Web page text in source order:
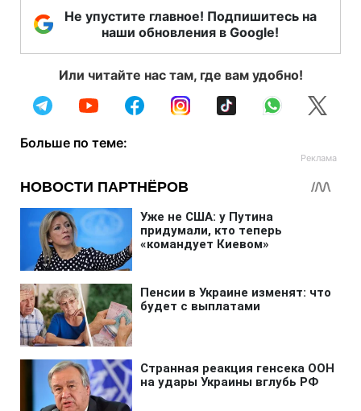
Не упустите главное! Подпишитесь на
наши обновления в Google!
Или читайте нас там, где вам удобно!
Больше по теме: